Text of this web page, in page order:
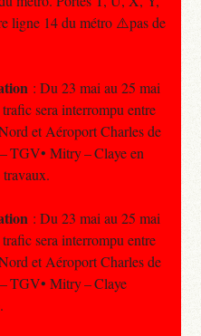
ligne 14 du métro ⚠️pas de
: Du 23 mai au 25 mai
sera interrompu entre
et Aéroport Charles de
TGV• Mitry – Claye en
: Du 23 mai au 25 mai
sera interrompu entre
et Aéroport Charles de
TGV• Mitry – Claye